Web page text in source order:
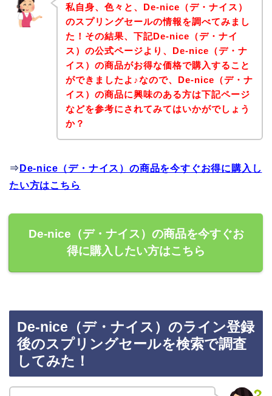
私自身、色々と、De-nice（デ・ナイス）
のスプリングセールの情報を調べてみまし
た！その結果、下記De-nice（デ・ナイ
ス）の公式ページより、De-nice（デ・ナ
イス）の商品がお得な価格で購入すること
ができましたよ♪なので、De-nice（デ・ナ
イス）の商品に興味のある方は下記ページ
などを参考にされてみてはいかがでしょう
か？
⇒ De-nice（デ・ナイス）の商品を今すぐお得に購入し
たい方はこちら
De-nice（デ・ナイス）の商品を今すぐお
得に購入したい方はこちら
De-nice（デ・ナイス）のライン登録
後のスプリングセールを検索で調査
してみた！